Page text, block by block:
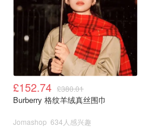
£152.74 £380.01
Burberry 格纹羊绒真丝围巾
Jomashop 634人感兴趣